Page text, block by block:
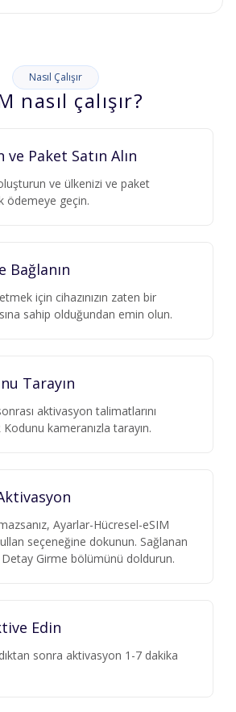
Nasıl Çalışır
nasıl çalışır?
ve Paket Satın Alın
oluşturun ve ülkenizi ve paket
ödemeye geçin.
Bağlanın
için cihazınızın zaten bir
sahip olduğundan emin olun.
Tarayın
aktivasyon talimatlarını
kameranızla tarayın.
Ayarlar-Hücresel-eSIM
seçeneğine dokunun. Sağlanan
Girme bölümünü doldurun.
Edin
sonra aktivasyon 1-7 dakika